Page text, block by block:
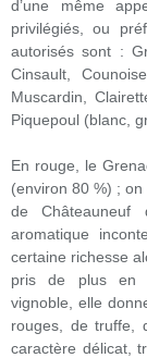
d’une même
privilégiés, ou
autorisés sont :
Cinsault,
Muscardin,
Piquepoul (blanc,
En rouge, le
(environ 80 %) ; on
de
aromatique
certaine richesse
pris de plus en
vignoble, elle
rouges, de truffe,
caractère délicat,